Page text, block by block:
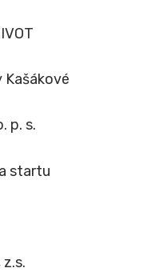
Kašákové
p. s.
startu